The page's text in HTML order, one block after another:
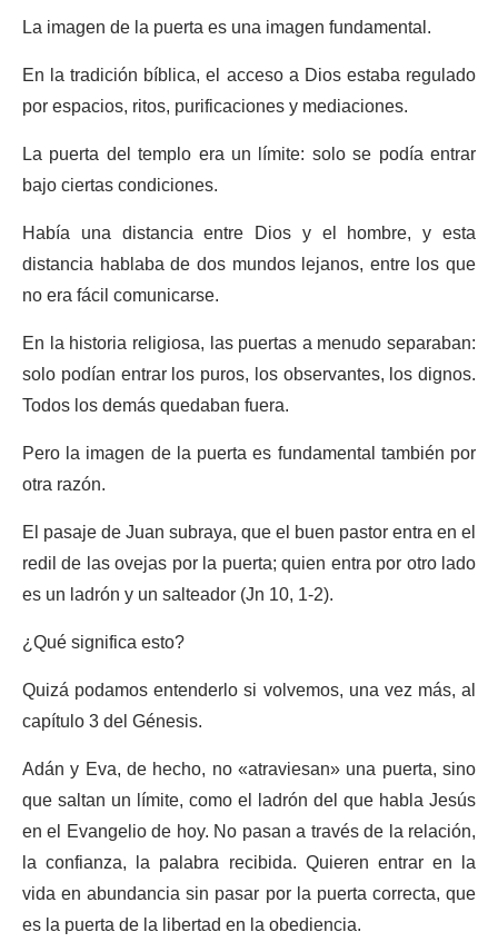
La imagen de la puerta es una imagen fundamental.
En la tradición bíblica, el acceso a Dios estaba regulado
por espacios, ritos, purificaciones y mediaciones.
La puerta del templo era un límite: solo se podía entrar
bajo ciertas condiciones.
Había una distancia entre Dios y el hombre, y esta
distancia hablaba de dos mundos lejanos, entre los que
no era fácil comunicarse.
En la historia religiosa, las puertas a menudo separaban:
solo podían entrar los puros, los observantes, los dignos.
Todos los demás quedaban fuera.
Pero la imagen de la puerta es fundamental también por
otra razón.
El pasaje de Juan subraya, que el buen pastor entra en el
redil de las ovejas por la puerta; quien entra por otro lado
es un ladrón y un salteador (Jn 10, 1-2).
¿Qué significa esto?
Quizá podamos entenderlo si volvemos, una vez más, al
capítulo 3 del Génesis.
Adán y Eva, de hecho, no «atraviesan» una puerta, sino
que saltan un límite, como el ladrón del que habla Jesús
en el Evangelio de hoy. No pasan a través de la relación,
la confianza, la palabra recibida. Quieren entrar en la
vida en abundancia sin pasar por la puerta correcta, que
es la puerta de la libertad en la obediencia.